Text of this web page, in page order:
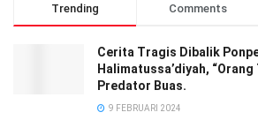
Trending Comments
Cerita Tragis Dibalik
Halimatussa’diyah,
Predator Buas.
9 FEBRUARI 2024